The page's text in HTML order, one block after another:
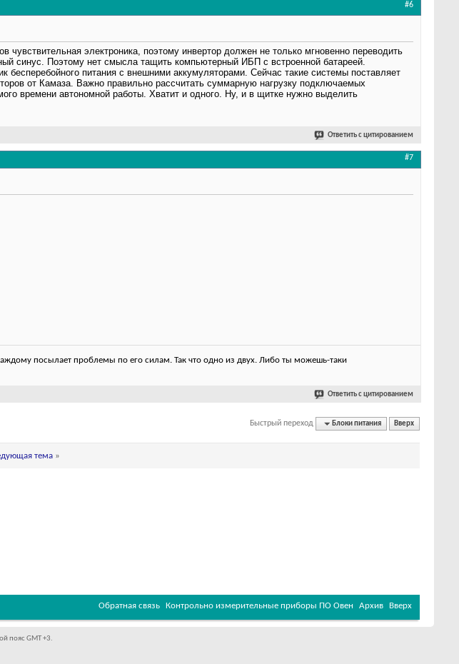
#6
электроника, поэтому инвертор должен не только мгновенно переводить
синус. Поэтому нет смысла тащить компьютерный ИБП с встроенной батареей.
бесперебойного питания с внешними аккумуляторами. Сейчас такие системы поставляет
от Камаза. Важно правильно рассчитать суммарную нагрузку подключаемых
времени автономной работы. Хватит и одного. Ну, и в щитке нужно выделить
Ответить с цитированием
#7
посылает проблемы по его силам. Так что одно из двух. Либо ты можешь-таки
Ответить с цитированием
Быстрый переход Блоки питания Вверх
тема »
Обратная связь Контрольно измерительные приборы ПО Овен Архив Вверх
пояс GMT +3.